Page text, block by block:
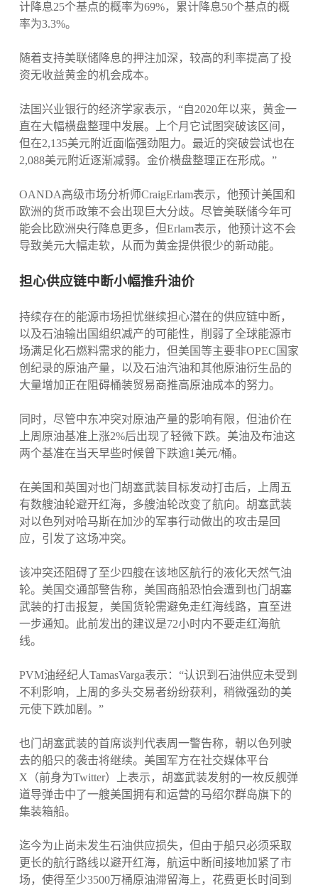
计降息25个基点的概率为69%，累计降息50个基点的概
率为3.3%。
随着支持美联储降息的押注加深，较高的利率提高了投
资无收益黄金的机会成本。
法国兴业银行的经济学家表示，“自2020年以来，黄金一
直在大幅横盘整理中发展。上个月它试图突破该区间，
但在2,135美元附近面临强劲阻力。最近的突破尝试也在
2,088美元附近逐渐减弱。金价横盘整理正在形成。”
OANDA高级市场分析师CraigErlam表示，他预计美国和
欧洲的货币政策不会出现巨大分歧。尽管美联储今年可
能会比欧洲央行降息更多，但Erlam表示，他预计这不会
导致美元大幅走软，从而为黄金提供很少的新动能。
担心供应链中断小幅推升油价
持续存在的能源市场担忧继续担心潜在的供应链中断，
以及石油输出国组织减产的可能性，削弱了全球能源市
场满足化石燃料需求的能力，但美国等主要非OPEC国家
创纪录的原油产量，以及石油汽油和其他原油衍生品的
大量增加正在阻碍桶装贸易商推高原油成本的努力。
同时，尽管中东冲突对原油产量的影响有限，但油价在
上周原油基准上涨2%后出现了轻微下跌。美油及布油这
两个基准在当天早些时候曾下跌逾1美元/桶。
在美国和英国对也门胡塞武装目标发动打击后，上周五
有数艘油轮避开红海，多艘油轮改变了航向。胡塞武装
对以色列对哈马斯在加沙的军事行动做出的攻击是回
应，引发了这场冲突。
该冲突还阻碍了至少四艘在该地区航行的液化天然气油
轮。美国交通部警告称，美国商船恐怕会遭到也门胡塞
武装的打击报复，美国货轮需避免走红海线路，直至进
一步通知。此前发出的建议是72小时内不要走红海航
线。
PVM油经纪人TamasVarga表示：“认识到石油供应未受到
不利影响，上周的多头交易者纷纷获利，稍微强劲的美
元使下跌加剧。”
也门胡塞武装的首席谈判代表周一警告称，朝以色列驶
去的船只的袭击将继续。美国军方在社交媒体平台
X（前身为Twitter）上表示，胡塞武装发射的一枚反舰弹
道导弹击中了一艘美国拥有和运营的马绍尔群岛旗下的
集装箱船。
迄今为止尚未发生石油供应损失，但由于船只必须采取
更长的航行路线以避开红海，航运中断间接地加紧了市
场，使得至少3500万桶原油滞留海上，花费更长时间到